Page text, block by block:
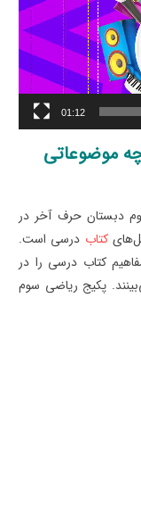
01:12
موضوعاتی
دبستان حرف آخر در
کتاب درسی است.
کتاب درسی را در
پکیج ریاضی سوم